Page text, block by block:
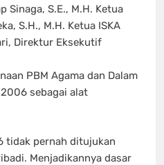
Sinaga, S.E., M.H. Ketua
S.H., M.H. Ketua ISKA
Direktur Eksekutif
PBM Agama dan Dalam
sebagai alat
tidak pernah ditujukan
Menjadikannya dasar